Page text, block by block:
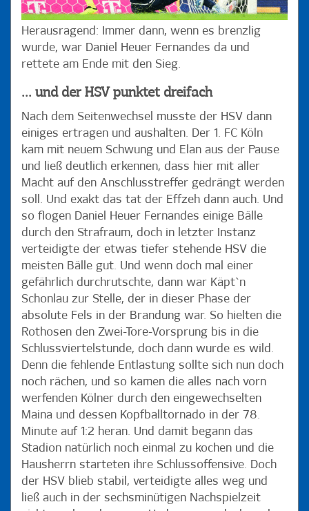
Herausragend: Immer dann, wenn es brenzlig
wurde, war Daniel Heuer Fernandes da und
rettete am Ende mit den Sieg.
... und der HSV punktet dreifach
Nach dem Seitenwechsel musste der HSV dann
einiges ertragen und aushalten. Der 1. FC Köln
kam mit neuem Schwung und Elan aus der Pause
und ließ deutlich erkennen, dass hier mit aller
Macht auf den Anschlusstreffer gedrängt werden
soll. Und exakt das tat der Effzeh dann auch. Und
so flogen Daniel Heuer Fernandes einige Bälle
durch den Strafraum, doch in letzter Instanz
verteidigte der etwas tiefer stehende HSV die
meisten Bälle gut. Und wenn doch mal einer
gefährlich durchrutschte, dann war Käpt`n
Schonlau zur Stelle, der in dieser Phase der
absolute Fels in der Brandung war. So hielten die
Rothosen den Zwei-Tore-Vorsprung bis in die
Schlussviertelstunde, doch dann wurde es wild.
Denn die fehlende Entlastung sollte sich nun doch
noch rächen, und so kamen die alles nach vorn
werfenden Kölner durch den eingewechselten
Maina und dessen Kopfballtornado in der 78.
Minute auf 1:2 heran. Und damit begann das
Stadion natürlich noch einmal zu kochen und die
Hausherrn starteten ihre Schlussoffensive. Doch
der HSV blieb stabil, verteidigte alles weg und
ließ auch in der sechsminütigen Nachspielzeit